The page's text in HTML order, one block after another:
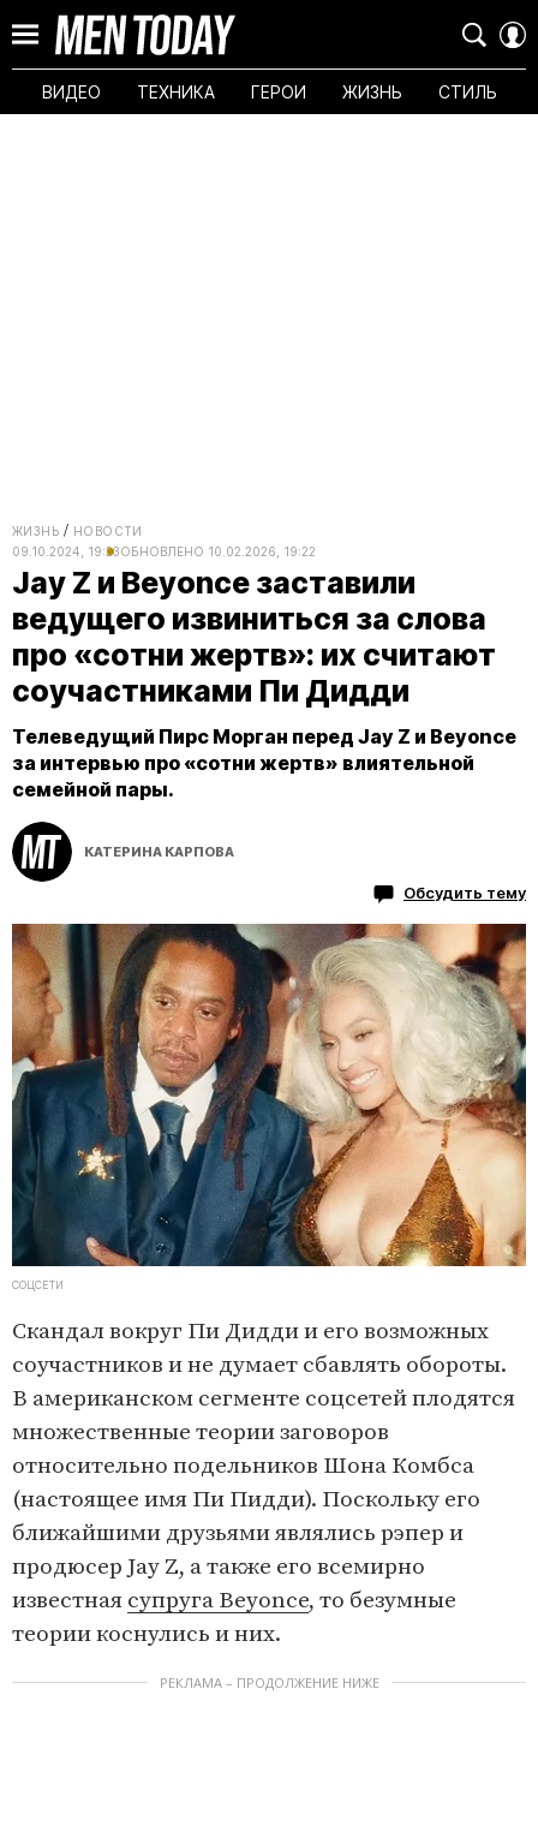
ВИДЕО ТЕХНИКА ГЕРОИ ЖИЗНЬ СТИЛЬ
ЖИЗНЬ
НОВОСТИ
09.10.2024, 19:23ОБНОВЛЕНО 10.02.2026, 19:22
Jay Z и Beyonce заставили
ведущего извиниться за слова
про «сотни жертв»: их считают
соучастниками Пи Дидди
Телеведущий Пирс Морган перед Jay Z и Beyonce
за интервью про «сотни жертв» влиятельной
семейной пары.
КАТЕРИНА КАРПОВА
Обсудить тему
СОЦСЕТИ
Скандал вокруг Пи Дидди и его возможных
соучастников и не думает сбавлять обороты.
В американском сегменте соцсетей плодятся
множественные теории заговоров
относительно подельников Шона Комбса
(настоящее имя Пи Пидди). Поскольку его
ближайшими друзьями являлись рэпер и
продюсер Jay Z, а также его всемирно
известная супруга Beyonce, то безумные
теории коснулись и них.
РЕКЛАМА – ПРОДОЛЖЕНИЕ НИЖЕ